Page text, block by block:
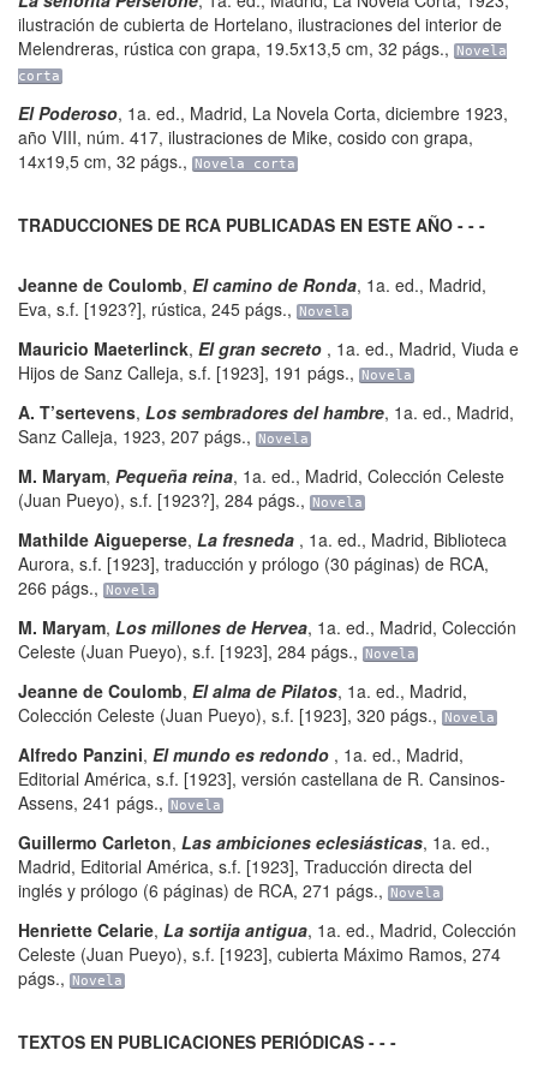
ilustración de cubierta de Hortelano, ilustraciones del interior de
Melendreras, rústica con grapa, 19.5x13,5 cm, 32 págs., Novela
corta
El Poderoso, 1a. ed., Madrid, La Novela Corta, diciembre 1923,
año VIII, núm. 417, ilustraciones de Mike, cosido con grapa,
14x19,5 cm, 32 págs., Novela corta
TRADUCCIONES DE RCA PUBLICADAS EN ESTE AÑO - - -
Jeanne de Coulomb, El camino de Ronda, 1a. ed., Madrid,
Eva, s.f. [1923?], rústica, 245 págs., Novela
Mauricio Maeterlinck, El gran secreto , 1a. ed., Madrid, Viuda e
Hijos de Sanz Calleja, s.f. [1923], 191 págs., Novela
A. T’sertevens, Los sembradores del hambre, 1a. ed., Madrid,
Sanz Calleja, 1923, 207 págs., Novela
M. Maryam, Pequeña reina, 1a. ed., Madrid, Colección Celeste
(Juan Pueyo), s.f. [1923?], 284 págs., Novela
Mathilde Aigueperse, La fresneda , 1a. ed., Madrid, Biblioteca
Aurora, s.f. [1923], traducción y prólogo (30 páginas) de RCA,
266 págs., Novela
M. Maryam, Los millones de Hervea, 1a. ed., Madrid, Colección
Celeste (Juan Pueyo), s.f. [1923], 284 págs., Novela
Jeanne de Coulomb, El alma de Pilatos, 1a. ed., Madrid,
Colección Celeste (Juan Pueyo), s.f. [1923], 320 págs., Novela
Alfredo Panzini, El mundo es redondo , 1a. ed., Madrid,
Editorial América, s.f. [1923], versión castellana de R. Cansinos-
Assens, 241 págs., Novela
Guillermo Carleton, Las ambiciones eclesiásticas, 1a. ed.,
Madrid, Editorial América, s.f. [1923], Traducción directa del
inglés y prólogo (6 páginas) de RCA, 271 págs., Novela
Henriette Celarie, La sortija antigua, 1a. ed., Madrid, Colección
Celeste (Juan Pueyo), s.f. [1923], cubierta Máximo Ramos, 274
págs., Novela
TEXTOS EN PUBLICACIONES PERIÓDICAS - - -